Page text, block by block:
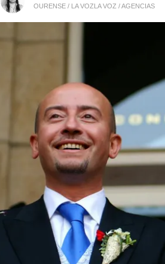
OURENSE / LA VOZLA VOZ / AGENCIAS